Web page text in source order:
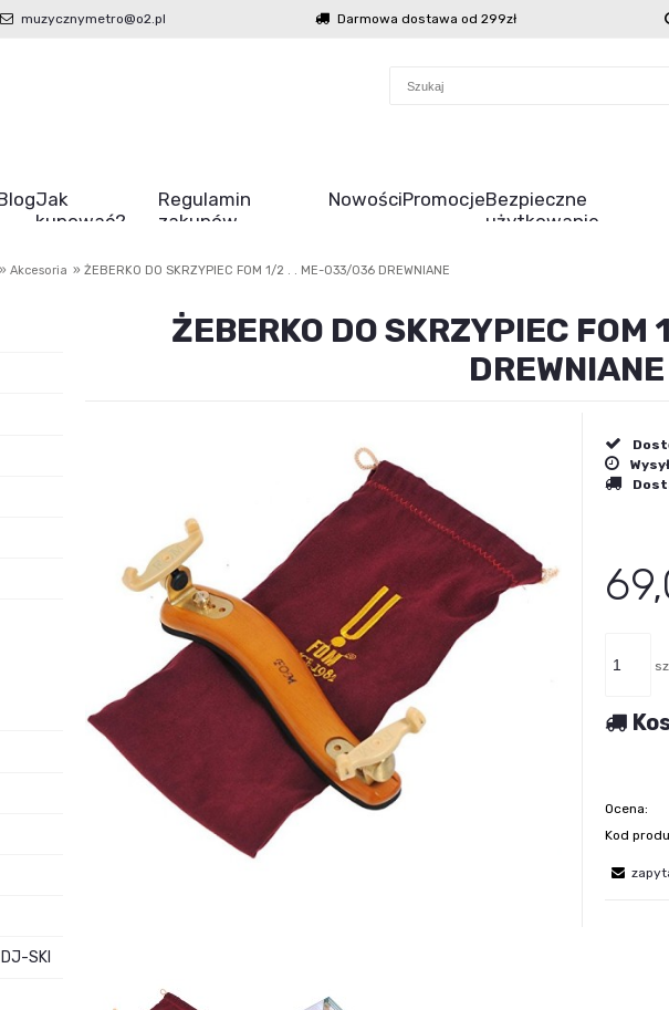
muzycznymetro@o2.pl Darmowa dostawa od 299zł
Jak
kupować?
Regulamin
zakupów
NowościPromocjeBezpieczne
użytkowanie
» Akcesoria » ŻEBERKO DO SKRZYPIEC FOM 1/2 . . ME-033/036 DREWNIANE
SKI
ŻEBERKO DO SKRZYPIEC
DREWNIANE
Ocena:
Kod